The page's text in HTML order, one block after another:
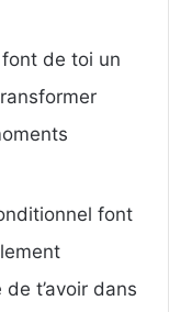
de toi un
font
t’avoir dans